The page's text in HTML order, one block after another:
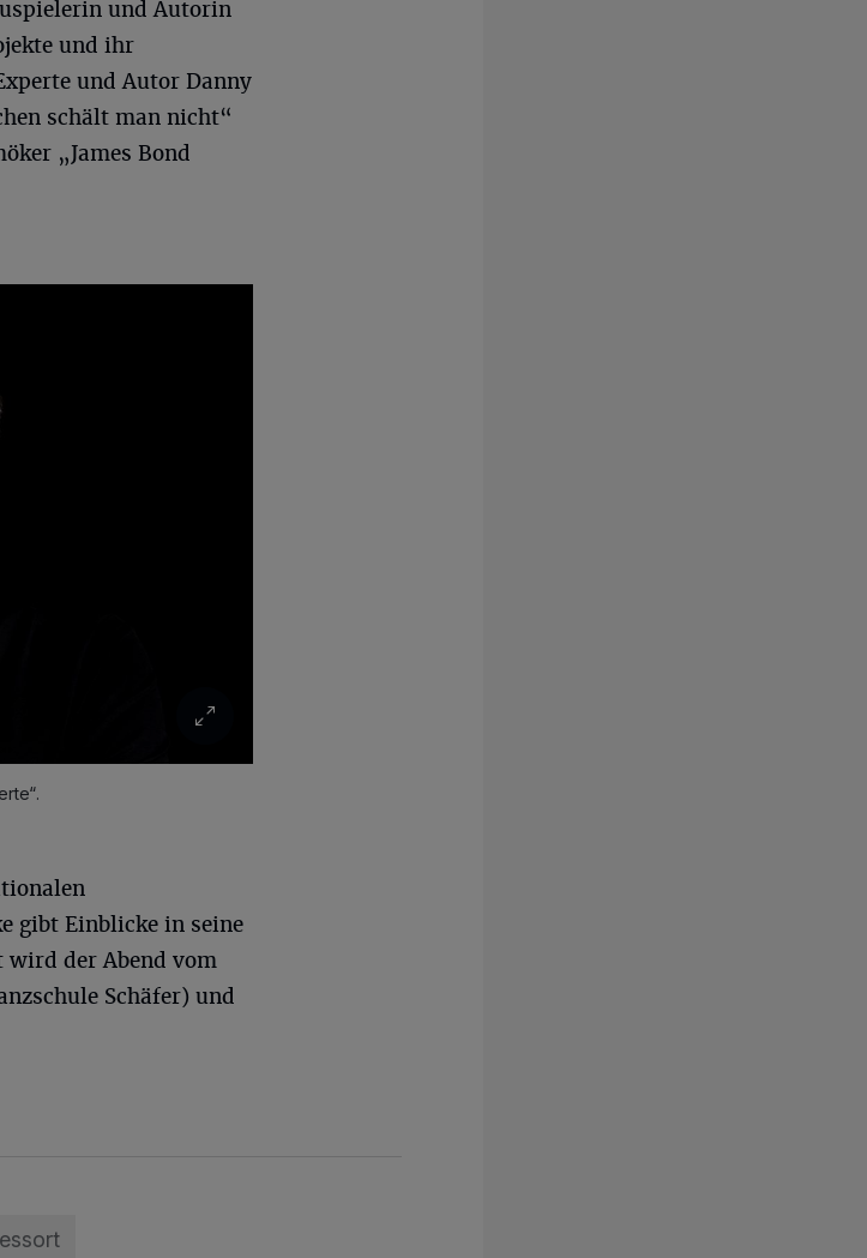
und Autorin
und ihr
und Autor Danny
schält man nicht“
„James Bond
gibt Einblicke in seine
der Abend vom
Schäfer) und